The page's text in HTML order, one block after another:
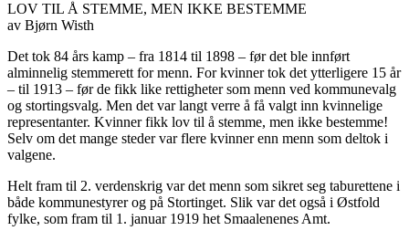
LOV TIL Å STEMME, MEN IKKE BESTEMME
av Bjørn Wisth
Det tok 84 års kamp – fra 1814 til 1898 – før det ble innført
alminnelig stemmerett for menn. For kvinner tok det ytterligere 15 år
– til 1913 – før de fikk like rettigheter som menn ved kommunevalg
og stortingsvalg. Men det var langt verre å få valgt inn kvinnelige
representanter. Kvinner fikk lov til å stemme, men ikke bestemme!
Selv om det mange steder var flere kvinner enn menn som deltok i
valgene.
Helt fram til 2. verdenskrig var det menn som sikret seg taburettene i
både kommunestyrer og på Stortinget. Slik var det også i Østfold
fylke, som fram til 1. januar 1919 het Smaalenenes Amt.